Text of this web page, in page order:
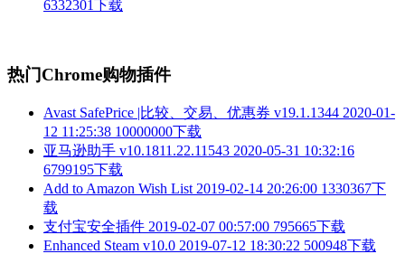
6332301下载
热门Chrome购物插件
Avast SafePrice |比较、交易、优惠券 v19.1.1344 2020-01-
12 11:25:38 10000000下载
亚马逊助手 v10.1811.22.11543 2020-05-31 10:32:16
6799195下载
Add to Amazon Wish List 2019-02-14 20:26:00 1330367下
载
支付宝安全插件 2019-02-07 00:57:00 795665下载
Enhanced Steam v10.0 2019-07-12 18:30:22 500948下载